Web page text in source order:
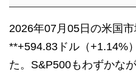
2026年07月05日の米国
**+594.83ドル（+1.14%
た。S&P500もわずかな